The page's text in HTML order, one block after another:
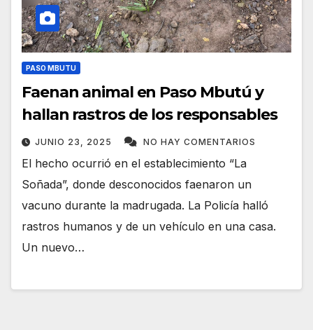
PASO MBUTU
Faenan animal en Paso Mbutú y
hallan rastros de los responsables
JUNIO 23, 2025 NO HAY COMENTARIOS
El hecho ocurrió en el establecimiento “La
Soñada”, donde desconocidos faenaron un
vacuno durante la madrugada. La Policía halló
rastros humanos y de un vehículo en una casa.
Un nuevo…